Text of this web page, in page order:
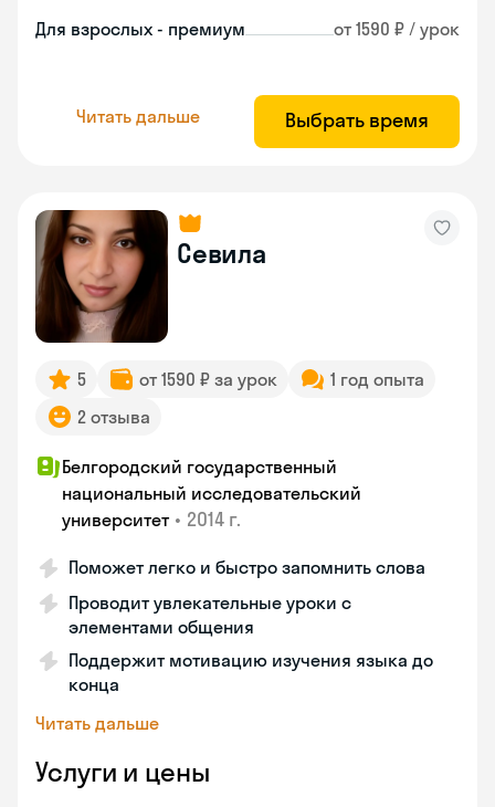
Для взрослых - премиум от 1590 ₽ / урок
Читать дальше Выбрать время
Севила
5 от 1590 ₽ за урок
1 год опыта
2 отзыва
Белгородский государственный
национальный исследовательский
университет • 2014 г.
Поможет легко и быстро запомнить слова
Проводит увлекательные уроки с
элементами общения
Поддержит мотивацию изучения языка до
конца
Читать дальше
Услуги и цены